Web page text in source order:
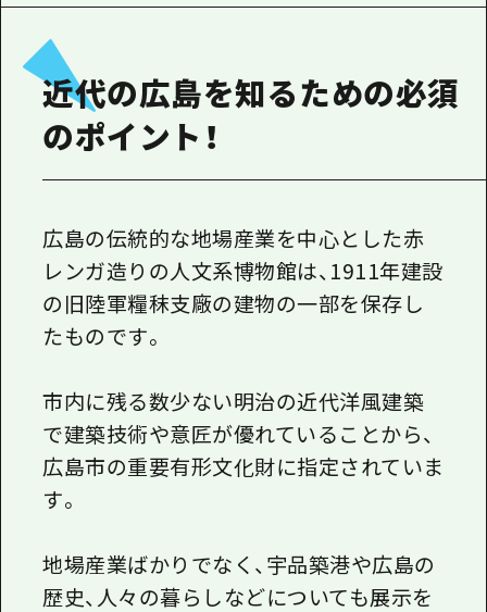
ボランティアガイド
ガイドブック
広島県の魅力を動画でご紹介！
メディア掲載情報
フォトダウンロード
関連リンク
近代の広島を知るための必須
のポイント！
広島の伝統的な地場産業を中心とした赤
レンガ造りの人文系博物館は、1911年建設
の旧陸軍糧秣支廠の建物の一部を保存し
たものです。
市内に残る数少ない明治の近代洋風建築
で建築技術や意匠が優れていることから、
広島市の重要有形文化財に指定されていま
す。
地場産業ばかりでなく、宇品築港や広島の
歴史、人々の暮らしなどについても展示を